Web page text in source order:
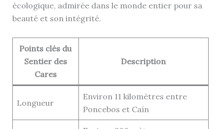
écologique, admirée dans le monde entier pour sa
beauté et son intégrité.
Points clés du
Sentier des
Cares
Description
Longueur
Environ 11 kilomètres entre
Poncebos et Caín